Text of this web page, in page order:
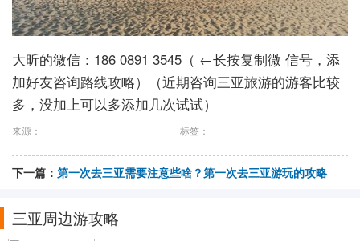
大昕的微信：186 0891 3545（ ←长按复制微 信号，添
加好友咨询路线攻略）（近期咨询三亚旅游的游客比较
多，没加上可以多添加几次试试）
来源： 标签：
下一篇： 第一次去三亚需要注意些啥？第一次去三亚游玩的攻略
三亚周边游攻略